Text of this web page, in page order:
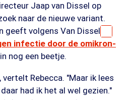
Jaap van Dissel op
naar de nieuwe variant.
geeft volgens Van Dissel
infectie door de omikron-
nog een beetje.
vertelt Rebecca. "Maar ik lees
had ik het al wel gezien."